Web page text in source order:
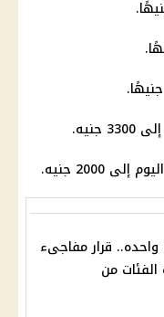
جنيه.
مره واحده.. قرار مفاجىء
من